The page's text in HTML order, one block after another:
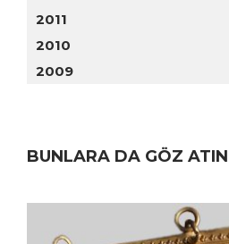
2011
2010
2009
BUNLARA DA GÖZ ATIN